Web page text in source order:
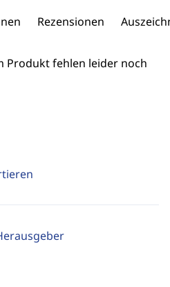
Rezensionen
Produkt fehlen leider noch